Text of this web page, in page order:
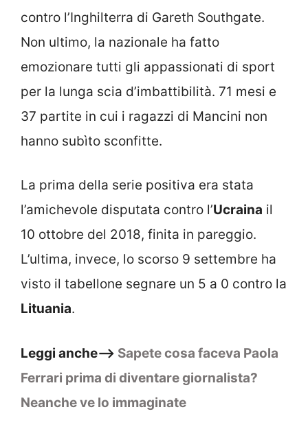
contro l’Inghilterra di Gareth Southgate.
Non ultimo, la nazionale ha fatto
emozionare tutti gli appassionati di sport
per la lunga scia d’imbattibilità. 71 mesi e
37 partite in cui i ragazzi di Mancini non
hanno subìto sconfitte.
La prima della serie positiva era stata
l’amichevole disputata contro l’Ucraina il
10 ottobre del 2018, finita in pareggio.
L’ultima, invece, lo scorso 9 settembre ha
visto il tabellone segnare un 5 a 0 contro la
Lituania.
Leggi anche–> Sapete cosa faceva Paola
Ferrari prima di diventare giornalista?
Neanche ve lo immaginate